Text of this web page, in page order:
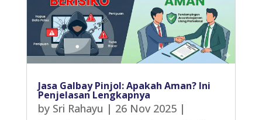
Jasa Galbay Pinjol: Apakah Aman? Ini
Penjelasan Lengkapnya
by Sri Rahayu | 26 Nov 2025|